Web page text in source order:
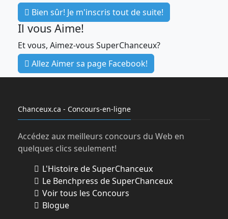
Bien sûr! Je m'inscris tout de suite!
Il vous Aime!
Et vous, Aimez-vous SuperChanceux?
Allez Aimer sa page Facebook!
Chanceux.ca - Concours-en-ligne
Accédez aux meilleurs concours du Web en
quelques clics seulement!
L'Histoire de SuperChanceux
Le Benchpress de SuperChanceux
Voir tous les Concours
Blogue